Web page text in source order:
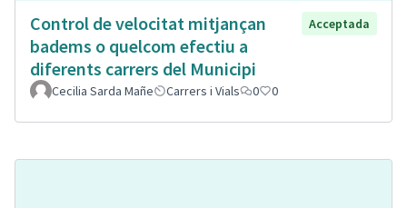
Control de velocitat mitjançan
badems o quelcom efectiu a
diferents carrers del Municipi
Acceptada
Cecilia Sarda Mañe Carrers i Vials 0 0